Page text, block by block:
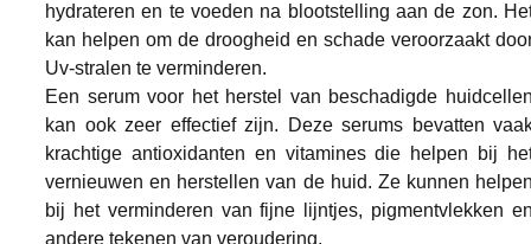
hydrateren en te voeden na blootstelling aan de zon.
kan helpen om de droogheid en schade veroorzaakt
Uv-stralen te verminderen.
Een serum voor het herstel van beschadigde
kan ook zeer effectief zijn. Deze serums bevatten
krachtige antioxidanten en vitamines die helpen bij
vernieuwen en herstellen van de huid. Ze kunnen
bij het verminderen van fijne lijntjes, pigmentvlekken
andere tekenen van veroudering.